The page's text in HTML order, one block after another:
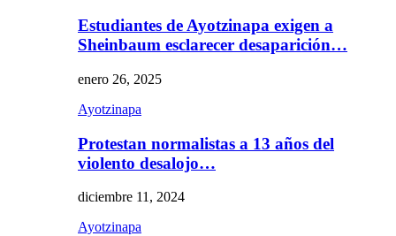
Estudiantes de Ayotzinapa exigen a
Sheinbaum esclarecer desaparición…
enero 26, 2025
Ayotzinapa
Protestan normalistas a 13 años del
violento desalojo…
diciembre 11, 2024
Ayotzinapa